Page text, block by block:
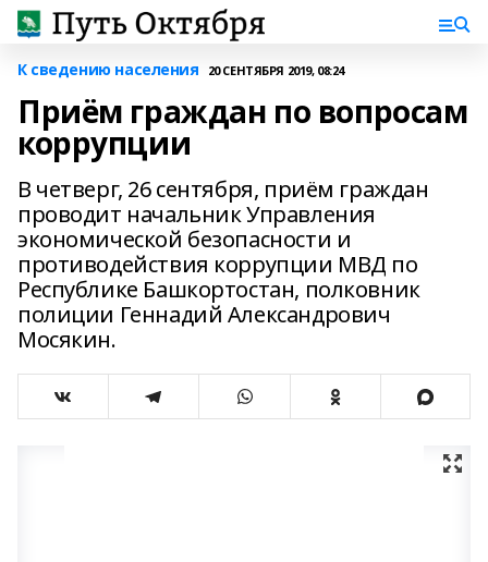
К сведению населения 20 СЕНТЯБРЯ 2019, 08:24
Приём граждан по вопросам
коррупции
В четверг, 26 сентября, приём граждан
проводит начальник Управления
экономической безопасности и
противодействия коррупции МВД по
Республике Башкортостан, полковник
полиции Геннадий Александрович
Мосякин.